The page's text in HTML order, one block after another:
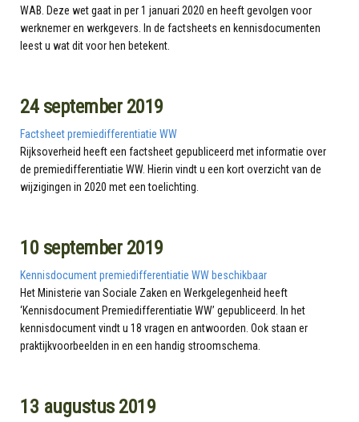
WAB. Deze wet gaat in per 1 januari 2020 en heeft gevolgen voor
werknemer en werkgevers. In de factsheets en kennisdocumenten
leest u wat dit voor hen betekent.
24 september 2019
Factsheet premiedifferentiatie WW
Rijksoverheid heeft een factsheet gepubliceerd met informatie over
de premiedifferentiatie WW. Hierin vindt u een kort overzicht van de
wijzigingen in 2020 met een toelichting.
10 september 2019
Kennisdocument premiedifferentiatie WW beschikbaar
Het Ministerie van Sociale Zaken en Werkgelegenheid heeft
‘Kennisdocument Premiedifferentiatie WW’ gepubliceerd. In het
kennisdocument vindt u 18 vragen en antwoorden. Ook staan er
praktijkvoorbeelden in en een handig stroomschema.
13 augustus 2019